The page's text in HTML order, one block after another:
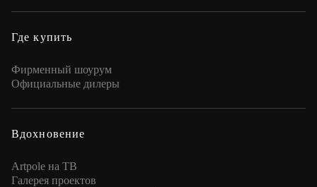
Где купить
Фирменный шоурум
Официальные дилеры
Вдохновение
Artpole на ТВ
Галерея проектов